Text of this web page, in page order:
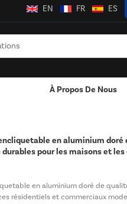
EN FR ES
À Propos De Nous
en aluminium doré
pour les maisons et les
en aluminium doré de
résidentiels et commerciaux